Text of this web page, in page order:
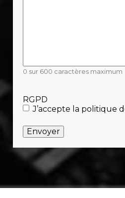
0 sur 600 caractères maximum
RGPD
J’accepte la politique